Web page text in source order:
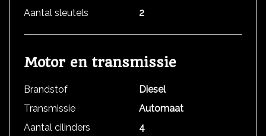
Aantal sleutels
2
Motor en transmissie
Brandstof
Diesel
Transmissie
Automaat
Aantal cilinders
4